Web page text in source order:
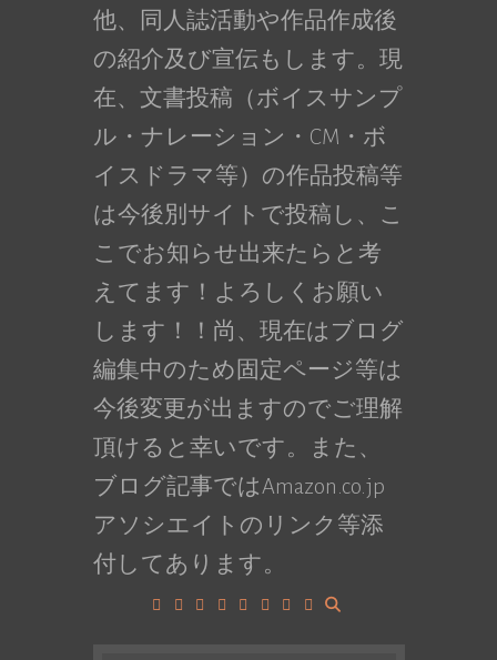
他、同人誌活動や作品作成後
の紹介及び宣伝もします。現
在、文書投稿（ボイスサンプ
ル・ナレーション・CM・ボ
イスドラマ等）の作品投稿等
は今後別サイトで投稿し、こ
こでお知らせ出来たらと考
えてます！よろしくお願い
します！！尚、現在はブログ
編集中のため固定ページ等は
今後変更が出ますのでご理解
頂けると幸いです。また、
ブログ記事ではAmazon.co.jp
アソシエイトのリンク等添
付してあります。